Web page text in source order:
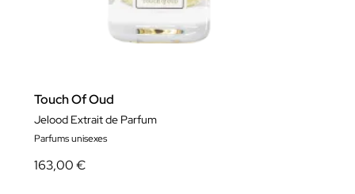
Touch Of Oud
Jelood Extrait de Parfum
Parfums unisexes
163,00 €